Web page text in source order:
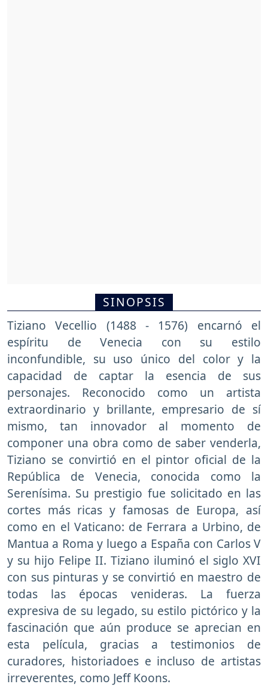
SINOPSIS
Tiziano Vecellio (1488 - 1576) encarnó el
espíritu de Venecia con su estilo
inconfundible, su uso único del color y la
capacidad de captar la esencia de sus
personajes. Reconocido como un artista
extraordinario y brillante, empresario de sí
mismo, tan innovador al momento de
componer una obra como de saber venderla,
Tiziano se convirtió en el pintor oficial de la
República de Venecia, conocida como la
Serenísima. Su prestigio fue solicitado en las
cortes más ricas y famosas de Europa, así
como en el Vaticano: de Ferrara a Urbino, de
Mantua a Roma y luego a España con Carlos V
y su hijo Felipe II. Tiziano iluminó el siglo XVI
con sus pinturas y se convirtió en maestro de
todas las épocas venideras. La fuerza
expresiva de su legado, su estilo pictórico y la
fascinación que aún produce se aprecian en
esta película, gracias a testimonios de
curadores, historiadoes e incluso de artistas
irreverentes, como Jeff Koons.